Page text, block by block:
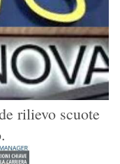
rilievo scuote